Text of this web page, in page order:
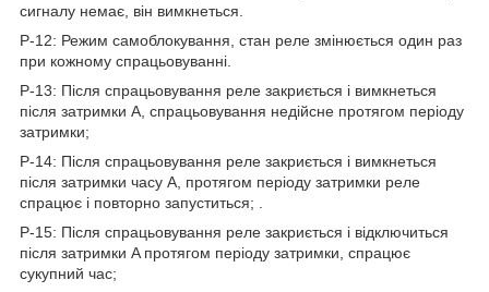
сигналу немає, він вимкнеться.
P-12: Режим самоблокування, стан реле змінюється один раз
при кожному спрацьовуванні.
P-13: Після спрацьовування реле закриється і вимкнеться
після затримки A, спрацьовування недійсне протягом періоду
затримки;
P-14: Після спрацьовування реле закриється і вимкнеться
після затримки часу A, протягом періоду затримки реле
спрацює і повторно запуститься; .
P-15: Після спрацьовування реле закриється і відключиться
після затримки A протягом періоду затримки, спрацює
сукупний час;